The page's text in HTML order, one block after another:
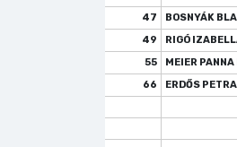
47
BOSNYÁK
49
RIGÓ
55
MEIER
66
ERDŐS PETRA